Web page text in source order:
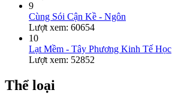
9
Cùng Sói Cận Kề - Ngôn
Lượt xem: 60654
10
Lạt Mềm - Tây Phương Kinh Tế Học
Lượt xem: 52852
Thể loại